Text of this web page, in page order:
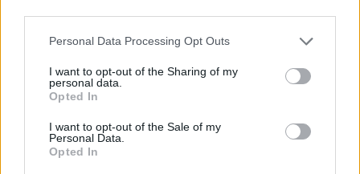
Personal Data Processing Opt Outs
I want to opt-out of the Sharing of my
personal data.
Opted In
I want to opt-out of the Sale of my
Personal Data.
Opted In